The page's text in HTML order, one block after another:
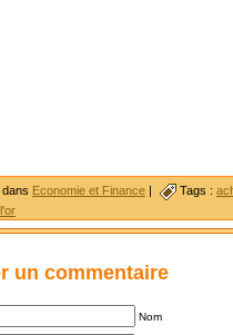
dans Economie et Finance Tags :
un commentaire
Nom